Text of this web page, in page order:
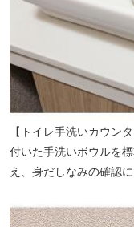
【トイレ手洗いカウン
付いた手洗いボウルを
え、身だしなみの確認に